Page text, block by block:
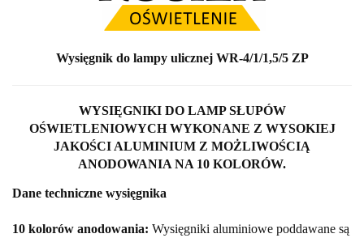
Wysięgnik do lampy ulicznej WR-4/1/1,5/5 ZP
WYSIĘGNIKI DO LAMP SŁUPÓW
OŚWIETLENIOWYCH WYKONANE Z WYSOKIEJ
JAKOŚCI ALUMINIUM Z MOŻLIWOŚCIĄ
ANODOWANIA NA 10 KOLORÓW.
Dane techniczne wysięgnika
10 kolorów anodowania: Wysięgniki aluminiowe poddawane są